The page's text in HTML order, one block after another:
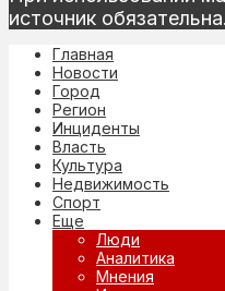
источник обязательна.
Главная
Новости
Город
Регион
Инциденты
Власть
Культура
Недвижимость
Спорт
Еще
Люди
Аналитика
Мнения